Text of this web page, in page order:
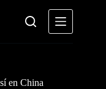
en China